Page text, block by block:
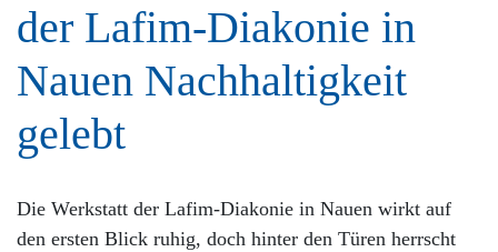
der Lafim-Diakonie in
Nauen Nachhaltigkeit
gelebt
Die Werkstatt der Lafim-Diakonie in Nauen wirkt auf
den ersten Blick ruhig, doch hinter den Türen herrscht